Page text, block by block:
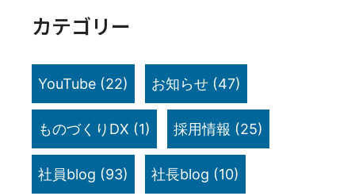
カテゴリー
YouTube (22) お知らせ (47)
ものづくりDX (1) 採用情報 (25)
社員blog (93) 社長blog (10)